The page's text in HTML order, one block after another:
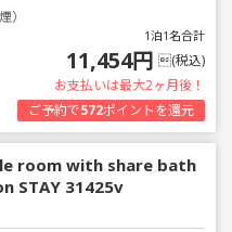
）
1泊1名合計
11,454円 (税込)
お支払いは最大2ヶ月後！
ご予約で572ポイントを還元
room with share bath
STAY 31425v